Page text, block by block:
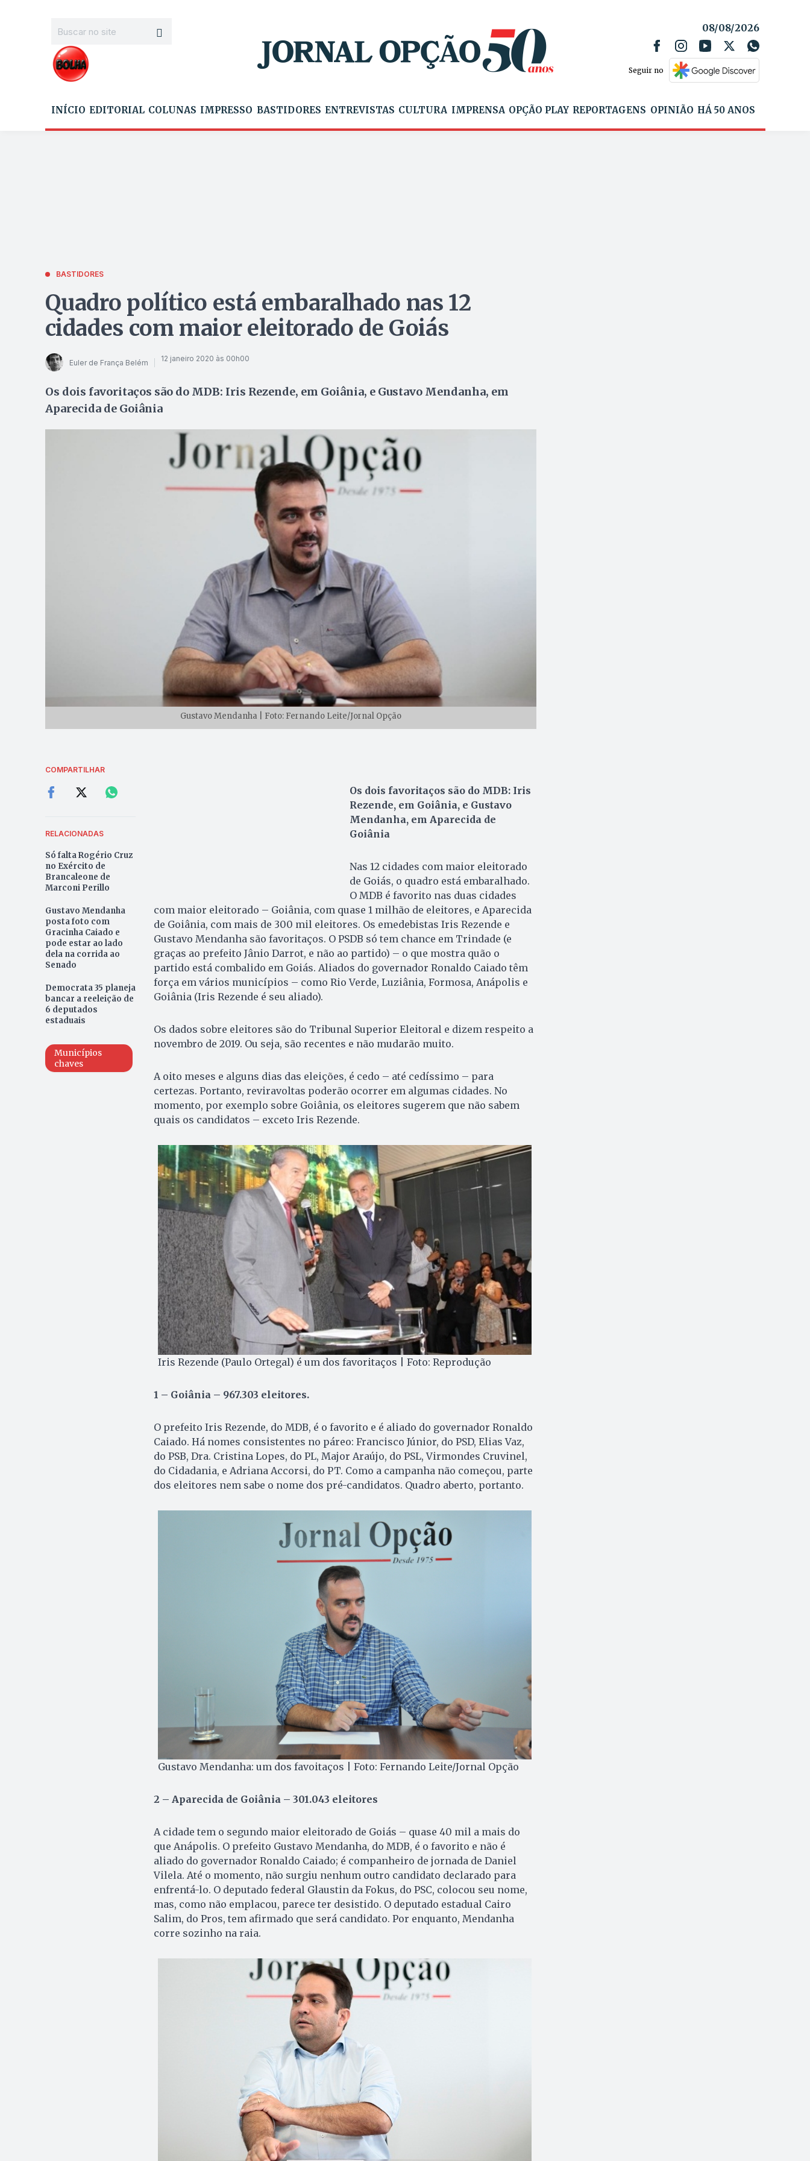
08/08/2026
Seguir no
INÍCIO EDITORIAL COLUNAS IMPRESSO BASTIDORES ENTREVISTAS CULTURA IMPRENSA OPÇÃO PLAY REPORTAGENS OPINIÃO HÁ 50 ANOS
BASTIDORES
Quadro político está embaralhado nas 12
cidades com maior eleitorado de Goiás
Euler de França Belém 12 janeiro 2020 às 00h00
Os dois favoritaços são do MDB: Iris Rezende, em Goiânia, e Gustavo Mendanha, em
Aparecida de Goiânia
Gustavo Mendanha | Foto: Fernando Leite/Jornal Opção
COMPARTILHAR
RELACIONADAS
Só falta Rogério Cruz
no Exército de
Brancaleone de
Marconi Perillo
Gustavo Mendanha
posta foto com
Gracinha Caiado e
pode estar ao lado
dela na corrida ao
Senado
Democrata 35 planeja
bancar a reeleição de
6 deputados
estaduais
Municípios
chaves
Os dois favoritaços são do MDB: Iris
Rezende, em Goiânia, e Gustavo
Mendanha, em Aparecida de
Goiânia
Nas 12 cidades com maior eleitorado
de Goiás, o quadro está embaralhado.
O MDB é favorito nas duas cidades
com maior eleitorado – Goiânia, com quase 1 milhão de eleitores, e Aparecida
de Goiânia, com mais de 300 mil eleitores. Os emedebistas Iris Rezende e
Gustavo Mendanha são favoritaços. O PSDB só tem chance em Trindade (e
graças ao prefeito Jânio Darrot, e não ao partido) – o que mostra quão o
partido está combalido em Goiás. Aliados do governador Ronaldo Caiado têm
força em vários municípios – como Rio Verde, Luziânia, Formosa, Anápolis e
Goiânia (Iris Rezende é seu aliado).
Os dados sobre eleitores são do Tribunal Superior Eleitoral e dizem respeito a
novembro de 2019. Ou seja, são recentes e não mudarão muito.
A oito meses e alguns dias das eleições, é cedo – até cedíssimo – para
certezas. Portanto, reviravoltas poderão ocorrer em algumas cidades. No
momento, por exemplo sobre Goiânia, os eleitores sugerem que não sabem
quais os candidatos – exceto Iris Rezende.
Iris Rezende (Paulo Ortegal) é um dos favoritaços | Foto: Reprodução
1 – Goiânia – 967.303 eleitores.
O prefeito Iris Rezende, do MDB, é o favorito e é aliado do governador Ronaldo
Caiado. Há nomes consistentes no páreo: Francisco Júnior, do PSD, Elias Vaz,
do PSB, Dra. Cristina Lopes, do PL, Major Araújo, do PSL, Virmondes Cruvinel,
do Cidadania, e Adriana Accorsi, do PT. Como a campanha não começou, parte
dos eleitores nem sabe o nome dos pré-candidatos. Quadro aberto, portanto.
Gustavo Mendanha: um dos favoitaços | Foto: Fernando Leite/Jornal Opção
2 – Aparecida de Goiânia – 301.043 eleitores
A cidade tem o segundo maior eleitorado de Goiás – quase 40 mil a mais do
que Anápolis. O prefeito Gustavo Mendanha, do MDB, é o favorito e não é
aliado do governador Ronaldo Caiado; é companheiro de jornada de Daniel
Vilela. Até o momento, não surgiu nenhum outro candidato declarado para
enfrentá-lo. O deputado federal Glaustin da Fokus, do PSC, colocou seu nome,
mas, como não emplacou, parece ter desistido. O deputado estadual Cairo
Salim, do Pros, tem afirmado que será candidato. Por enquanto, Mendanha
corre sozinho na raia.